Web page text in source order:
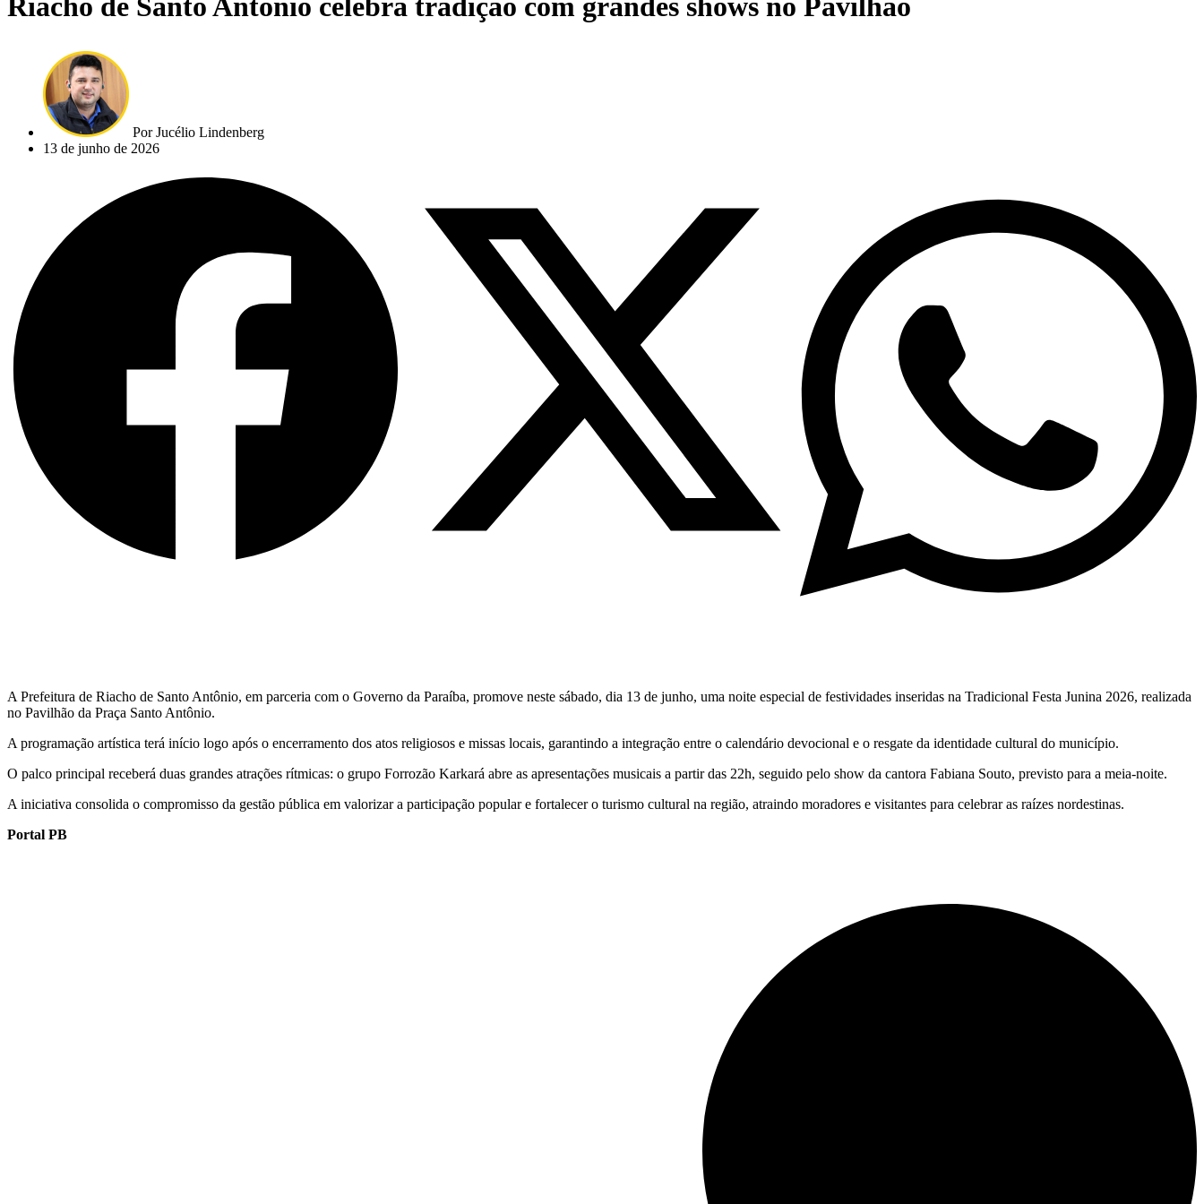
Riacho de Santo Antônio celebra tradição com grandes shows no Pavilhão
PorJucélio Lindenberg
13 de junho de 2026
A Prefeitura de Riacho de Santo Antônio, em parceria com o Governo da Paraíba, promove neste sábado, dia 13 de junho, uma noite especial de festividades inseridas na Tradicional Festa Junina 2026, realizada
no Pavilhão da Praça Santo Antônio.
A programação artística terá início logo após o encerramento dos atos religiosos e missas locais, garantindo a integração entre o calendário devocional e o resgate da identidade cultural do município.
O palco principal receberá duas grandes atrações rítmicas: o grupo Forrozão Karkará abre as apresentações musicais a partir das 22h, seguido pelo show da cantora Fabiana Souto, previsto para a meia-noite.
A iniciativa consolida o compromisso da gestão pública em valorizar a participação popular e fortalecer o turismo cultural na região, atraindo moradores e visitantes para celebrar as raízes nordestinas.
Portal PB